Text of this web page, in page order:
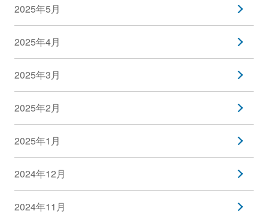
2025年5月
2025年4月
2025年3月
2025年2月
2025年1月
2024年12月
2024年11月